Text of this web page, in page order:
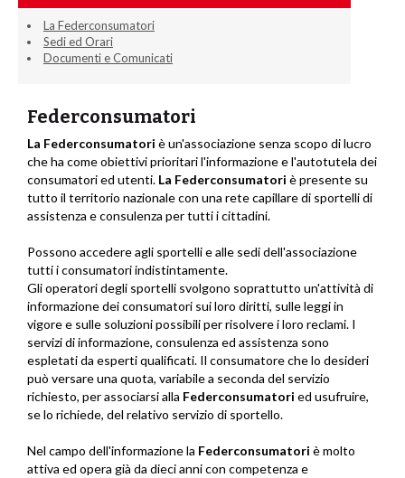
La Federconsumatori
Sedi ed Orari
Documenti e Comunicati
Federconsumatori
La Federconsumatori è un'associazione senza scopo di lucro
che ha come obiettivi prioritari l'informazione e l'autotutela dei
consumatori ed utenti. La Federconsumatori è presente su
tutto il territorio nazionale con una rete capillare di sportelli di
assistenza e consulenza per tutti i cittadini.
Possono accedere agli sportelli e alle sedi dell'associazione
tutti i consumatori indistintamente.
Gli operatori degli sportelli svolgono soprattutto un'attività di
informazione dei consumatori sui loro diritti, sulle leggi in
vigore e sulle soluzioni possibili per risolvere i loro reclami. I
servizi di informazione, consulenza ed assistenza sono
espletati da esperti qualificati. Il consumatore che lo desideri
può versare una quota, variabile a seconda del servizio
richiesto, per associarsi alla Federconsumatori ed usufruire,
se lo richiede, del relativo servizio di sportello.
Nel campo dell'informazione la Federconsumatori è molto
attiva ed opera già da dieci anni con competenza e